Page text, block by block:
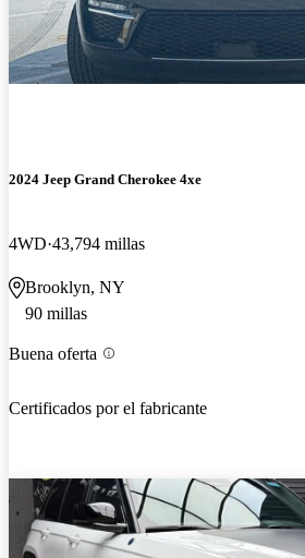
2024 Jeep Grand Cherokee 4xe
4WD 43,794 millas
Brooklyn, NY
90 millas
Buena oferta
Certificados por el fabricante